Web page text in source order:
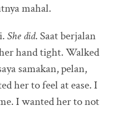
mahal.
She did. Saat berjalan
hand tight. Walked
samakan, pelan,
her to feel at ease. I
I wanted her to not